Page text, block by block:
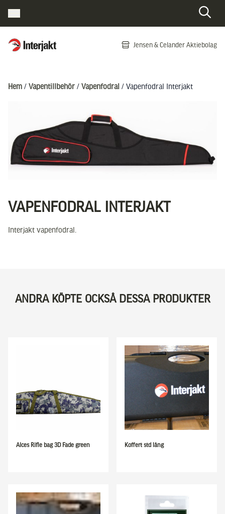
Interjakt SE Jensen & Celander Aktiebolag
Hem / Vapentillbehör / Vapenfodral / Vapenfodral Interjakt
VAPENFODRAL INTERJAKT
Interjakt vapenfodral.
ANDRA KÖPTE OCKSÅ DESSA PRODUKTER
Alces Rifle bag 3D Fade green Koffert std lång